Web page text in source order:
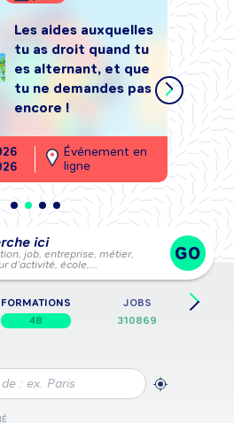
Les aides auxquelles
tu as droit quand tu
es alternant, et que
tu ne demandes pas
encore !
Événement en
ligne
ici
job, entreprise, métier,
d’activité, école,…
GO
FORMATIONS
48
JOBS
310869
: ex. Paris